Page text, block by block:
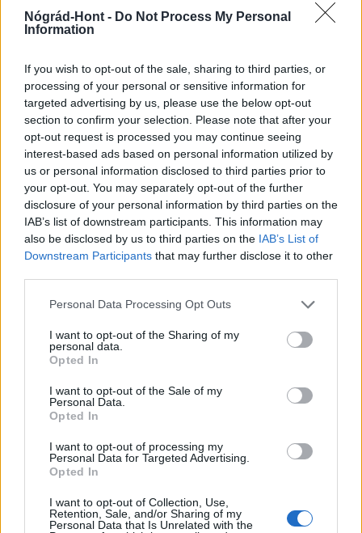
Nógrád-Hont - Do Not Process My Personal
Information
If you wish to opt-out of the sale, sharing to third parties, or
processing of your personal or sensitive information for
targeted advertising by us, please use the below opt-out
section to confirm your selection. Please note that after your
opt-out request is processed you may continue seeing
interest-based ads based on personal information utilized by
us or personal information disclosed to third parties prior to
your opt-out. You may separately opt-out of the further
disclosure of your personal information by third parties on the
IAB’s list of downstream participants. This information may
also be disclosed by us to third parties on the IAB’s List of
Downstream Participants that may further disclose it to other
Please note that this website/app uses one or more Google
not limited to your visit or usage behaviour. You may click to
grant or deny consent to Google and its third-party tags to
use your data for below specified purposes in below Google
consent section.
Personal Data Processing Opt Outs
I want to opt-out of the Sharing of my
personal data.
Opted In
I want to opt-out of the Sale of my
Personal Data.
Opted In
I want to opt-out of processing my
Personal Data for Targeted Advertising.
Opted In
I want to opt-out of Collection, Use,
Retention, Sale, and/or Sharing of my
Personal Data that Is Unrelated with the
Amire többmillióan vártunk: szombattól másodfokúra
csökken a riasztás
Gál Ferenc Egyetem
MAGYAR ÉPÍTŐK